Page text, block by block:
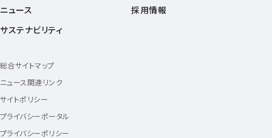
ニュース
サステナビリティ
採用情報
総合サイトマップ
ニュース関連リンク
サイトポリシー
プライバシーポータル
プライバシーポリシー